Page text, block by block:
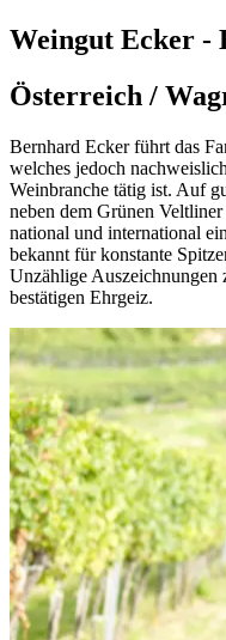
Weingut Ecker -
Österreich /
Bernhard Ecker führt das
welches jedoch
Weinbranche tätig ist. Auf
neben dem Grünen
national und international
bekannt für konstante
Unzählige Auszeichnungen
bestätigen Ehrgeiz.